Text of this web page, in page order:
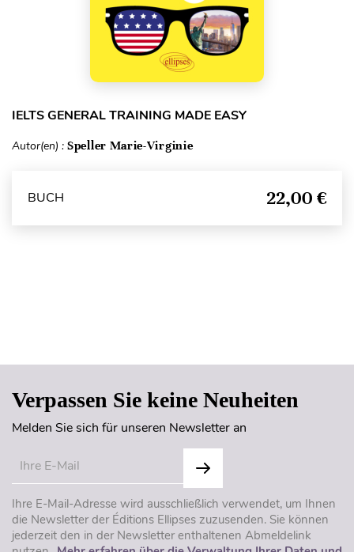
IELTS GENERAL TRAINING MADE EASY
Autor(en) : Speller Marie-Virginie
BUCH 22,00 €
Verpassen Sie keine Neuheiten
Melden Sie sich für unseren Newsletter an
Ihre E-Mail-Adresse wird ausschließlich verwendet, um Ihnen
die Newsletter der Éditions Ellipses zuzusenden. Sie können
jederzeit den in der Newsletter enthaltenen Abmeldelink